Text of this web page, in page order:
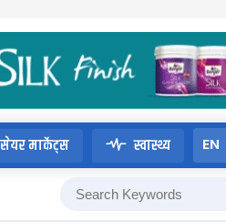
सेयर मार्केट्स स्वास्थ्य EN